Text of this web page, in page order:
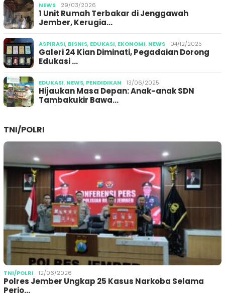
NEWS 29/03/2026
1 Unit Rumah Terbakar di Jenggawah
Jember, Kerugia…
ASPIRASI, BISNIS, EDUKASI, EKONOMI, NEWS 04/12/2025
Galeri 24 Kian Diminati, Pegadaian Dorong
Edukasi …
EDUKASI, NEWS, PENDIDIKAN 13/06/2025
Hijaukan Masa Depan: Anak-anak SDN
Tambakukir Bawa…
TNI/POLRI
TNI/POLRI 12/06/2026
Polres Jember Ungkap 25 Kasus Narkoba Selama
Perio…